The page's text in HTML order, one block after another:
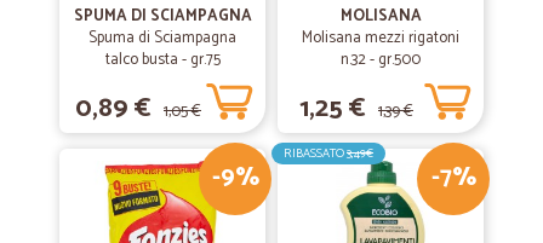
—Francesco C.
Ottimo
Ottimo veloce e preciso
27/01/2021
—Manuela T.
SPUMA DI SCIAMPAGNA
Spuma di Sciampagna
talco busta - gr.75
0,89 € 1,05 €
MOLISANA
Molisana mezzi rigatoni
n.32 - gr.500
1,25 € 1,39 €
-9% -7%
RIBASSATO3,49€